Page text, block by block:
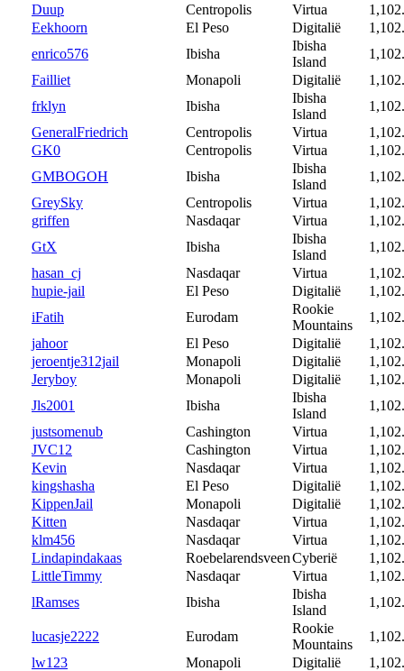
Duup
Centropolis Virtua
Eekhoorn
El Peso Digitalië
enrico576
Ibisha
Ibisha
Island
Failliet
Monapoli Digitalië
frklyn
Ibisha
Ibisha
Island
GeneralFriedrich
Centropolis Virtua
GK0
Centropolis Virtua
GMBOGOH
Ibisha
Ibisha
Island
GreySky
Centropolis Virtua
griffen
Nasdaqar Virtua
GtX
Ibisha
Ibisha
Island
hasan_cj
Nasdaqar Virtua
hupie-jail
El Peso Digitalië
iFatih
Eurodam
Rookie
Mountains
jahoor
El Peso Digitalië
jeroentje312jail
Monapoli Digitalië
Jeryboy
Monapoli Digitalië
Jls2001
Ibisha
Ibisha
Island
justsomenub
Cashington Virtua
JVC12
Cashington Virtua
Kevin
Nasdaqar Virtua
kingshasha
El Peso Digitalië
KippenJail
Monapoli Digitalië
Kitten
Nasdaqar Virtua
klm456
Nasdaqar Virtua
Lindapindakaas
RoebelarendsveenCyberië
LittleTimmy
Nasdaqar Virtua
lRamses
Ibisha
Ibisha
Island
lucasje2222 Eurodam
Rookie
Mountains
lw123
Monapoli Digitalië